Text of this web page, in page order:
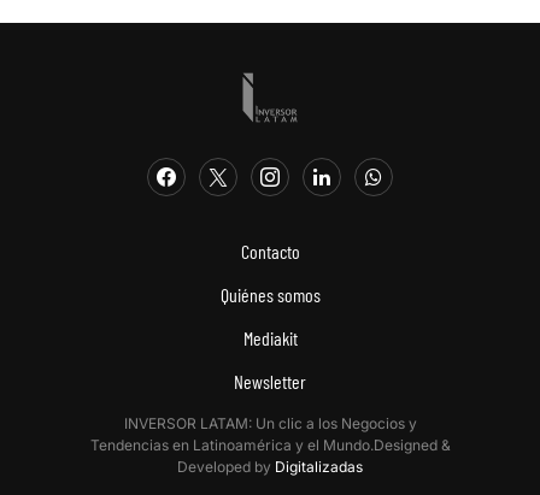
Contacto
Quiénes somos
Mediakit
Newsletter
INVERSOR LATAM: Un clic a los Negocios y
Tendencias en Latinoamérica y el Mundo.Designed &
Developed by Digitalizadas